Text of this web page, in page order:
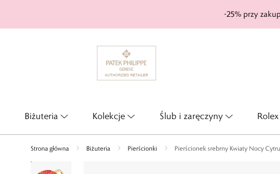
-25% przy
Biżuteria Kolekcje Ślub i zaręczyny Rolex
Strona główna Biżuteria Pierścionki Pierścionek srebrny Kwiaty Nocy